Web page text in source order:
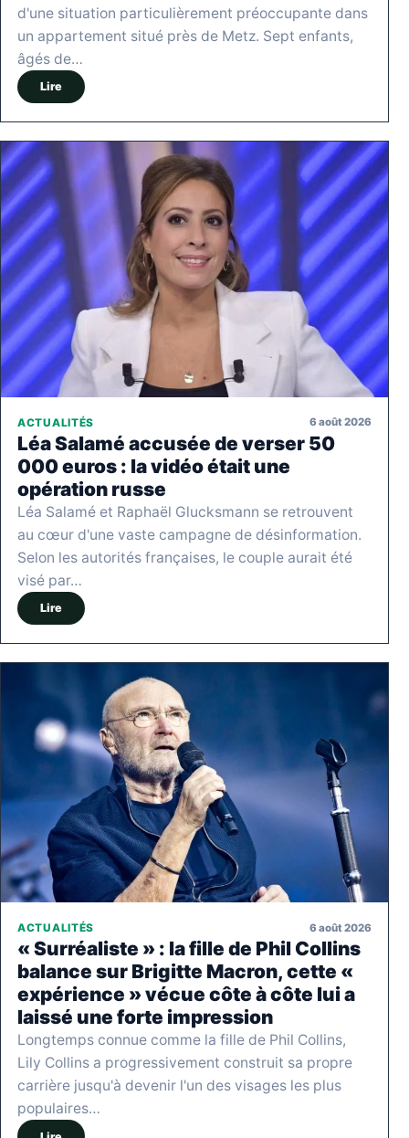
d'une situation particulièrement préoccupante dans
un appartement situé près de Metz. Sept enfants,
âgés de…
Lire
ACTUALITÉS 6 août 2026
Léa Salamé accusée de verser 50
000 euros : la vidéo était une
opération russe
Léa Salamé et Raphaël Glucksmann se retrouvent
au cœur d'une vaste campagne de désinformation.
Selon les autorités françaises, le couple aurait été
visé par…
Lire
ACTUALITÉS 6 août 2026
« Surréaliste » : la fille de Phil Collins
balance sur Brigitte Macron, cette «
expérience » vécue côte à côte lui a
laissé une forte impression
Longtemps connue comme la fille de Phil Collins,
Lily Collins a progressivement construit sa propre
carrière jusqu'à devenir l'un des visages les plus
populaires…